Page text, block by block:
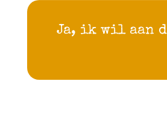
Ja, ik wil aan